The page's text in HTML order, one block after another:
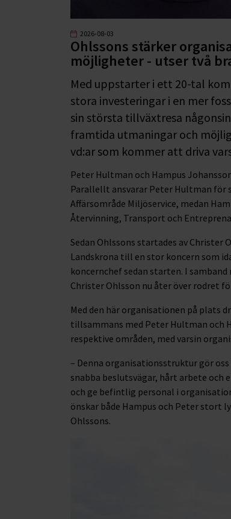
2026-08-03
Ohlssons stärker
möjligheter - utser två
Med uppstarter i ett 20-tal
stora investeringar i en mer
sin största tillväxtresa
framtida utmaningar och
vd:ar som kommer att driva
Peter Hultman och Hampus
Parallellt ansvarar Peter Hultman för
Affärsområde Miljöservice, medan
Återvinning, Transport och
Sedan Ohlssons startades av
Landskrona till en stor koncern som
koncernchef sedan starten. I
Christer Ohlsson nu åter över rodret
Med den här organisationen på plats
tillsammans med Peter Hultman och
respektive områden, med varsin
– Denna organisationsstruktur gör
snabba beslutsvägar, hårt arbete
och ge befintlig personal i
önskar både Hampus och Peter stort
Ohlssons.